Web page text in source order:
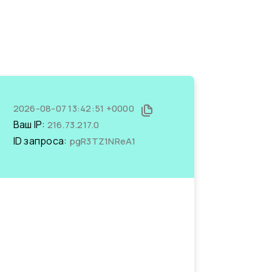
2026-08-07 13:42:51 +0000
Ваш IP: 216.73.217.0
ID запроса: pgR3TZ1NReA1